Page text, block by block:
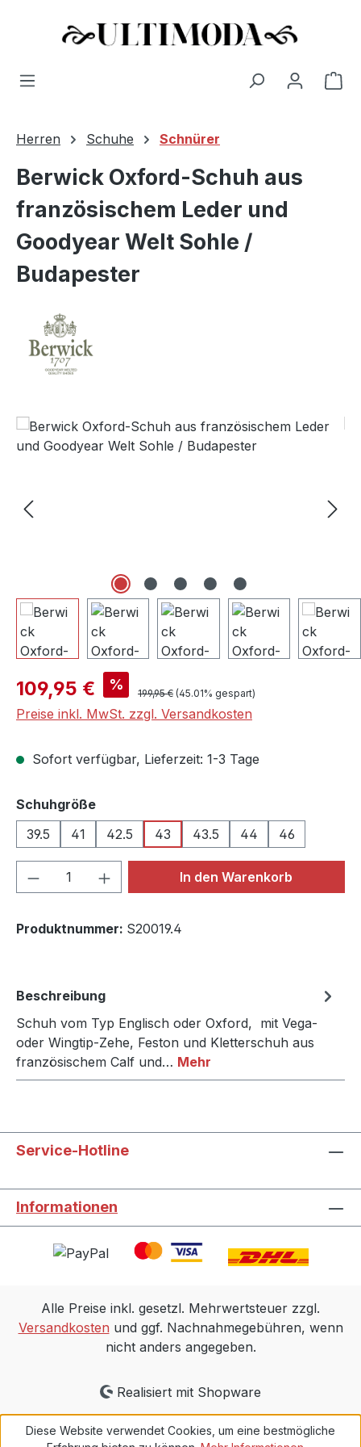
Zum Hauptinhalt springen
Herren Schuhe Schnürer
Berwick Oxford-Schuh aus
französischem Leder und
Goodyear Welt Sohle /
Budapester
Bildergalerie überspringen
Verkaufspreis:
109,95 € % Regulärer Preis:
199,95 € (45.01% gespart)
Preise inkl. MwSt. zzgl. Versandkosten
Sofort verfügbar, Lieferzeit: 1-3 Tage
Schuhgrößeauswählen
39.5
41 42.5 43 43.5 44 46
Produkt Anzahl: Gib denIn den Warenkorb
Produktnummer: S20019.4
Beschreibung
Schuh vom Typ Englisch oder Oxford, mit Vega-
oder Wingtip-Zehe, Feston und Kletterschuh aus
französischem Calf und… Mehr
Service-Hotline
Informationen
Alle Preise inkl. gesetzl. Mehrwertsteuer zzgl.
Versandkosten und ggf. Nachnahmegebühren, wenn
nicht anders angegeben.
Realisiert mit Shopware
Diese Website verwendet Cookies, um eine bestmögliche